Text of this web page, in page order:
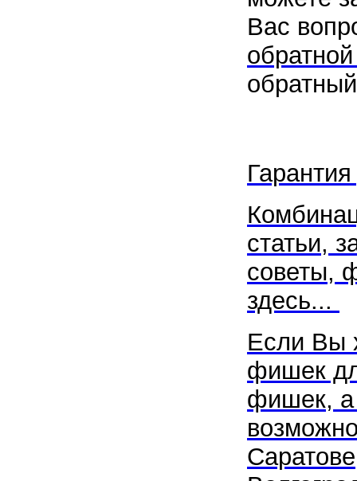
Вас
статьи,
советы,
здесь...
Если Вы
фишек
фишек, а